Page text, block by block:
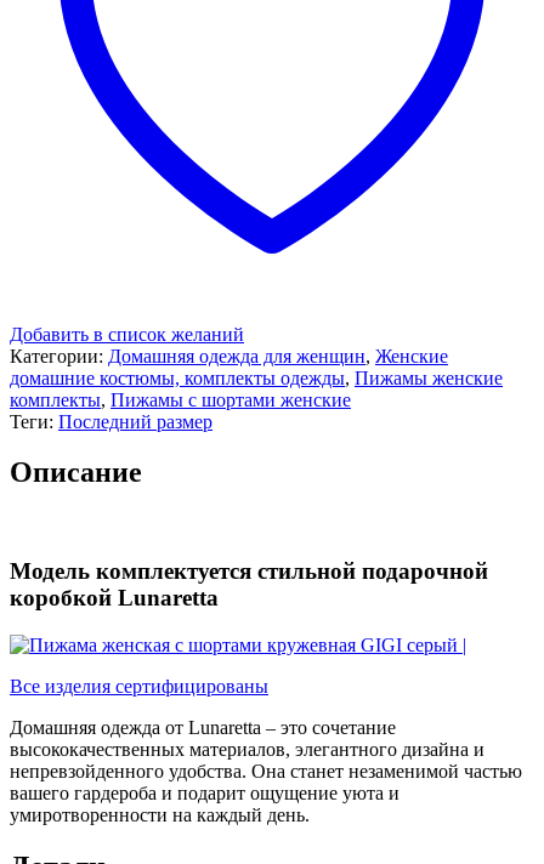
Добавить в список желаний
Категории: Домашняя одежда для женщин, Женские
домашние костюмы, комплекты одежды, Пижамы женские
комплекты, Пижамы с шортами женские
Теги: Последний размер
Описание
Модель комплектуется стильной подарочной
коробкой Lunaretta
Все изделия сертифицированы
Домашняя одежда от Lunaretta – это сочетание
высококачественных материалов, элегантного дизайна и
непревзойденного удобства. Она станет незаменимой частью
вашего гардероба и подарит ощущение уюта и
умиротворенности на каждый день.